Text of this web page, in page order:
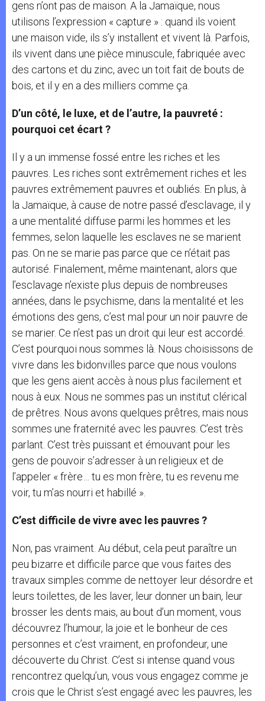
gens n’ont pas de maison. A la Jamaïque, nous
utilisons l’expression « capture » : quand ils voient
une maison vide, ils s’y installent et vivent là. Parfois,
ils vivent dans une pièce minuscule, fabriquée avec
des cartons et du zinc, avec un toit fait de bouts de
bois, et il y en a des milliers comme ça.
D’un côté, le luxe, et de l’autre, la pauvreté :
pourquoi cet écart ?
Il y a un immense fossé entre les riches et les
pauvres. Les riches sont extrêmement riches et les
pauvres extrêmement pauvres et oubliés. En plus, à
la Jamaïque, à cause de notre passé d’esclavage, il y
a une mentalité diffuse parmi les hommes et les
femmes, selon laquelle les esclaves ne se marient
pas. On ne se marie pas parce que ce n’était pas
autorisé. Finalement, même maintenant, alors que
l’esclavage n’existe plus depuis de nombreuses
années, dans le psychisme, dans la mentalité et les
émotions des gens, c’est mal pour un noir pauvre de
se marier. Ce n’est pas un droit qui leur est accordé.
C’est pourquoi nous sommes là. Nous choisissons de
vivre dans les bidonvilles parce que nous voulons
que les gens aient accès à nous plus facilement et
nous à eux. Nous ne sommes pas un institut clérical
de prêtres. Nous avons quelques prêtres, mais nous
sommes une fraternité avec les pauvres. C’est très
parlant. C’est très puissant et émouvant pour les
gens de pouvoir s’adresser à un religieux et de
l’appeler « frère… tu es mon frère, tu es revenu me
voir, tu m’as nourri et habillé ».
C’est difficile de vivre avec les pauvres ?
Non, pas vraiment. Au début, cela peut paraître un
peu bizarre et difficile parce que vous faites des
travaux simples comme de nettoyer leur désordre et
leurs toilettes, de les laver, leur donner un bain, leur
brosser les dents mais, au bout d’un moment, vous
découvrez l’humour, la joie et le bonheur de ces
personnes et c’est vraiment, en profondeur, une
découverte du Christ. C’est si intense quand vous
rencontrez quelqu’un, vous vous engagez comme je
crois que le Christ s’est engagé avec les pauvres, les